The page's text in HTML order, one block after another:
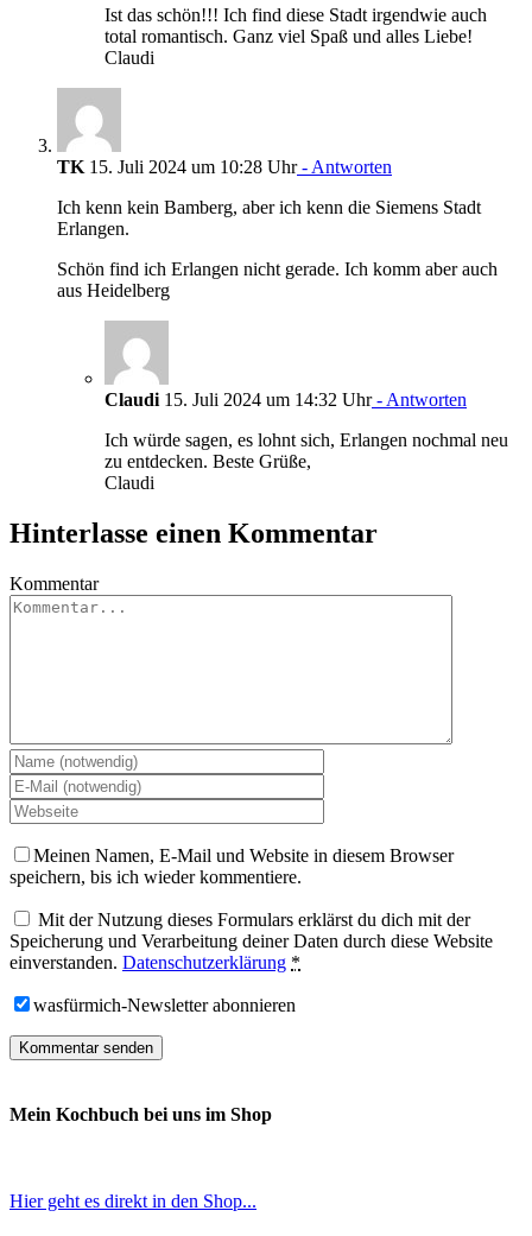
Ist das schön!!! Ich find diese Stadt irgendwie auch
total romantisch. Ganz viel Spaß und alles Liebe!
Claudi
TK 15. Juli 2024 um 10:28 Uhr- Antworten
Ich kenn kein Bamberg, aber ich kenn die Siemens Stadt
Erlangen.
Schön find ich Erlangen nicht gerade. Ich komm aber auch
aus Heidelberg
Claudi 15. Juli 2024 um 14:32 Uhr- Antworten
Ich würde sagen, es lohnt sich, Erlangen nochmal neu
zu entdecken. Beste Grüße,
Claudi
Hinterlasse einen Kommentar
Kommentar
Meinen Namen, E-Mail und Website in diesem Browser
speichern, bis ich wieder kommentiere.
Mit der Nutzung dieses Formulars erklärst du dich mit der
Speicherung und Verarbeitung deiner Daten durch diese Website
einverstanden. Datenschutzerklärung *
wasfürmich-Newsletter abonnieren
Mein Kochbuch bei uns im Shop
Hier geht es direkt in den Shop...